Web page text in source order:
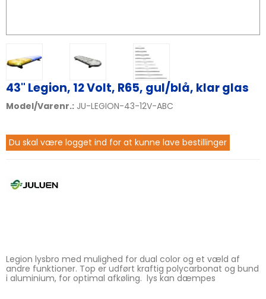
43" Legion, 12 Volt, R65, gul/blå, klar glas
Model/Varenr.: JU-LEGION-43-12V-ABC
Du skal være logget ind for at kunne lave bestillinger
Legion lysbro med mulighed for dual color og et væld af
andre funktioner. Top er udført kraftig polycarbonat og bund
i aluminium, for optimal afkøling. lys kan dæmpes